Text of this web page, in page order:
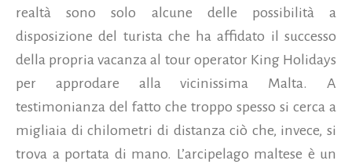
realtà sono solo alcune delle possibilità a
disposizione del turista che ha affidato il successo
della propria vacanza al tour operator King Holidays
per approdare alla vicinissima Malta. A
testimonianza del fatto che troppo spesso si cerca a
migliaia di chilometri di distanza ciò che, invece, si
trova a portata di mano. L’arcipelago maltese è un